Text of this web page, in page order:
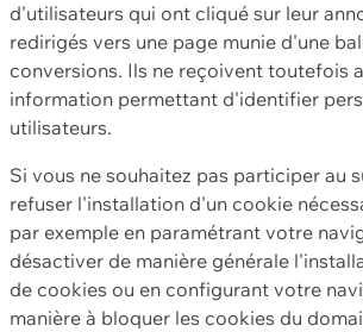
d'utilisateurs qui ont cliqué sur leur
redirigés vers une page munie d'une
conversions. Ils ne reçoivent toutefois
information permettant d'identifier
utilisateurs.
Si vous ne souhaitez pas participer au
refuser l'installation d'un cookie
par exemple en paramétrant votre
désactiver de manière générale
de cookies ou en configurant votre
manière à bloquer les cookies du